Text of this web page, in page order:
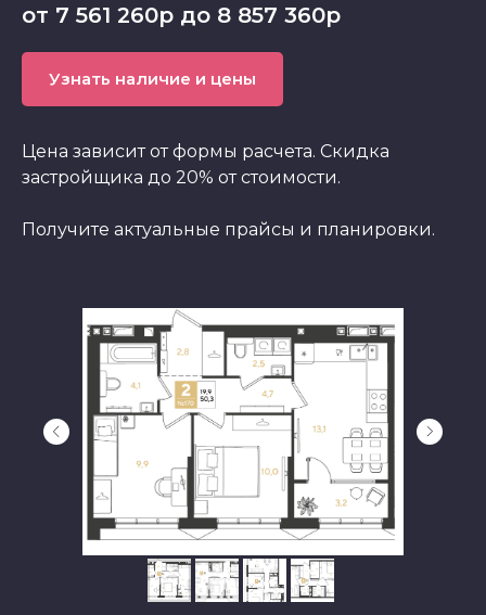
от 7 561 260р до 8 857 360р
Узнать наличие и цены
Цена зависит от формы расчета. Скидка
застройщика до 20% от стоимости.
Получите актуальные прайсы и планировки.